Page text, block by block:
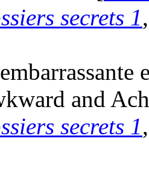
secrets 1
and
secrets 1